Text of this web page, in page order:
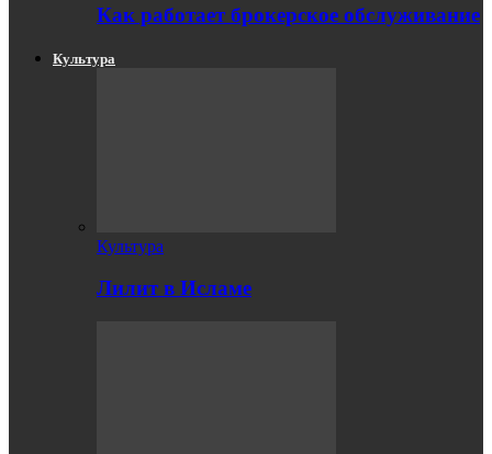
Как работает брокерское обслуживание
Культура
Культура
Лилит в Исламе